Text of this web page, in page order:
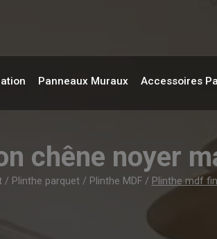
Panneaux Muraux Accessoires
chêne noyer
/ Plinthe parquet/ Plinthe MDF/ Plinthe mdf